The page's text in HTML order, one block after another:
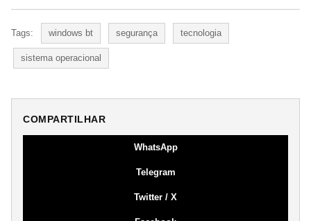
Tags: windows bt segurança tecnologia
sistema operacional
COMPARTILHAR
WhatsApp
Telegram
Twitter / X